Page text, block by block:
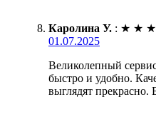
Каролина У. : ★ ★ ★
01.07.2025
Великолепный
быстро и удобно.
выглядят прекрасно.